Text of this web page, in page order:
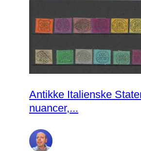
Antikke Italienske Stater - Kirkestaten - Kirkens tilstande, smukt sæt af
nuancer,...